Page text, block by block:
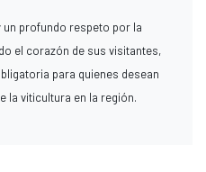
un profundo respeto por la
el corazón de sus visitantes,
para quienes desean
la viticultura en la región.